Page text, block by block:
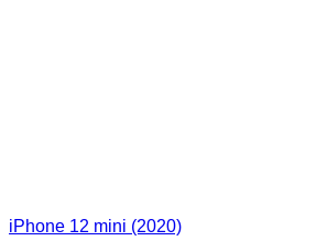
iPhone 12 mini (2020)